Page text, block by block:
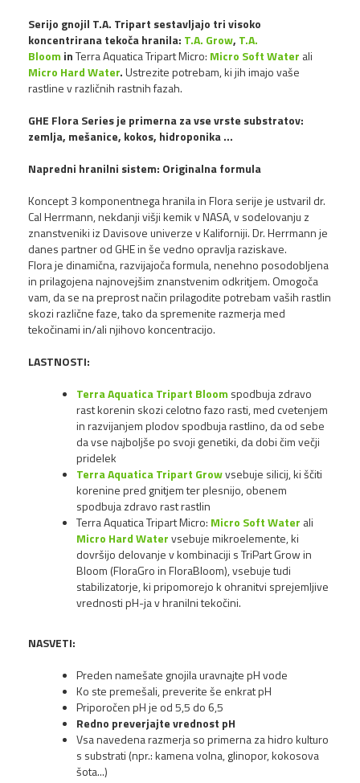
Serijo gnojil T.A. Tripart sestavljajo tri visoko
koncentrirana tekoča hranila: T.A. Grow, T.A.
Bloom inTerra Aquatica Tripart Micro: Micro Soft Water ali
Micro Hard Water.Ustrezite potrebam, ki jih imajo vaše
rastline v različnih rastnih fazah.
GHE Flora Series je primerna za vse vrste substratov:
zemlja, mešanice, kokos, hidroponika ...
Napredni hranilni sistem: Originalna formula
Koncept 3 komponentnega hranila in Flora serije je ustvaril dr.
Cal Herrmann, nekdanji višji kemik v NASA, v sodelovanju z
znanstveniki iz Davisove univerze v Kaliforniji. Dr. Herrmann je
danes partner od GHE in še vedno opravlja raziskave.
Flora je dinamična, razvijajoča formula, nenehno posodobljena
in prilagojena najnovejšim znanstvenim odkritjem. Omogoča
vam, da se na preprost način prilagodite potrebam vaših rastlin
skozi različne faze, tako da spremenite razmerja med
tekočinami in/ali njihovo koncentracijo.
LASTNOSTI:
Terra Aquatica Tripart Bloom spodbuja zdravo
rast korenin skozi celotno fazo rasti, med cvetenjem
in razvijanjem plodov spodbuja rastlino, da od sebe
da vse najboljše po svoji genetiki, da dobi čim večji
pridelek
Terra Aquatica Tripart Growvsebuje silicij, ki ščiti
korenine pred gnitjem ter plesnijo, obenem
spodbuja zdravo rast rastlin
Terra Aquatica Tripart Micro: Micro Soft Water ali
Micro Hard Watervsebuje mikroelemente, ki
dovršijo delovanje v kombinaciji s TriPart Grow in
Bloom (FloraGro in FloraBloom), vsebuje tudi
stabilizatorje, ki pripomorejo k ohranitvi sprejemljive
vrednosti pH-ja v hranilni tekočini.
NASVETI:
Preden namešate gnojila uravnajte pH vode
Ko ste premešali, preverite še enkrat pH
Priporočen pH je od 5,5 do 6,5
Redno preverjajte vrednost pH
Vsa navedena razmerja so primerna za hidro kulturo
s substrati (npr.: kamena volna, glinopor, kokosova
šota...)